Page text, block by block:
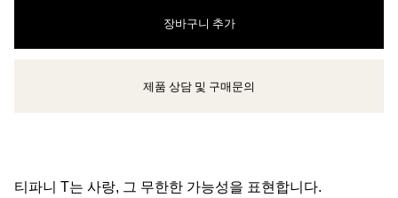
장바구니 추가
클라이언트 어드바이저에게 문의하거나 예약하세요
제품 상담 및 구매문의
티파니 T는 사랑, 그 무한한 가능성을 표현합니다.